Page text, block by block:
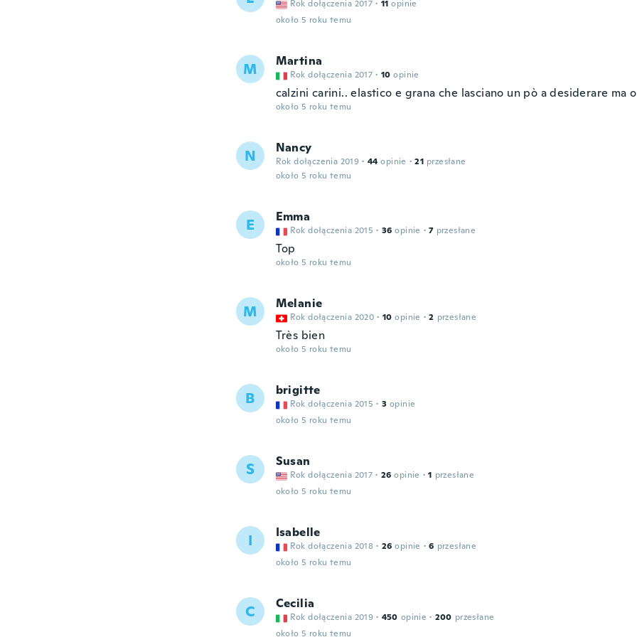
Rok dołączenia 2017 · 11 opinie
około 5 roku temu
M Martina
Rok dołączenia 2017 · 10 opinie
calzini carini.. elastico e grana che lasciano un pò a desiderare ma
około 5 roku temu
N Nancy
Rok dołączenia 2019 · 44 opinie · 21 przesłane
około 5 roku temu
E Emma
Rok dołączenia 2015 · 36 opinie · 7 przesłane
Top
około 5 roku temu
M Melanie
Rok dołączenia 2020 · 10 opinie · 2 przesłane
Très bien
około 5 roku temu
B brigitte
Rok dołączenia 2015 · 3 opinie
około 5 roku temu
S Susan
Rok dołączenia 2017 · 26 opinie · 1 przesłane
około 5 roku temu
I Isabelle
Rok dołączenia 2018 · 26 opinie · 6 przesłane
około 5 roku temu
C Cecilia
Rok dołączenia 2019 · 450 opinie · 200 przesłane
około 5 roku temu